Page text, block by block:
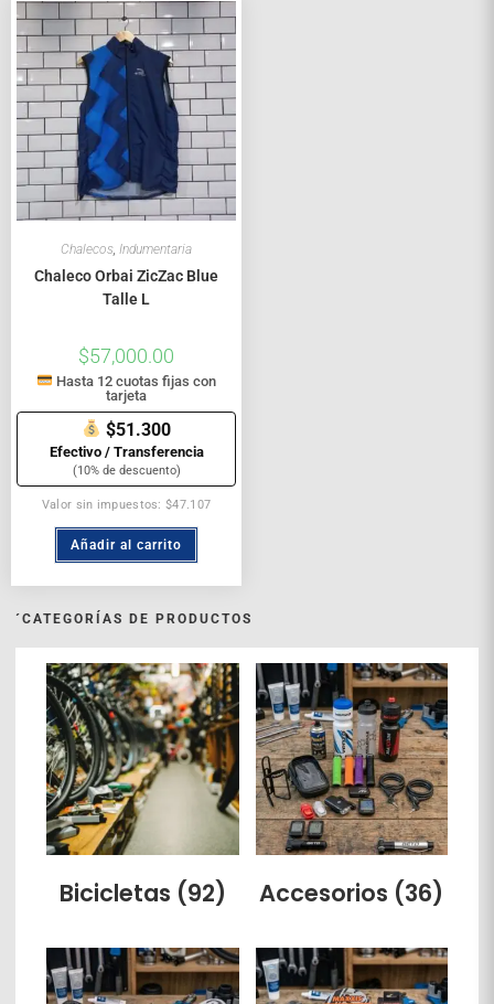
Chalecos, Indumentaria
Chaleco Orbai ZicZac Blue
Talle L
$57,000.00
Hasta 12 cuotas fijas con
tarjeta
$51.300
Efectivo / Transferencia
(10% de descuento)
Valor sin impuestos: $47.107
Añadir al carrito
´CATEGORÍAS DE PRODUCTOS
Bicicletas (92) Accesorios (36)